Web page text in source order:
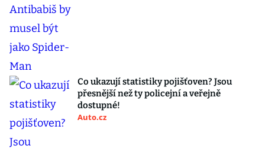
Co ukazují statistiky pojišťoven? Jsou
přesnější než ty policejní a veřejně
dostupné!
Auto.cz